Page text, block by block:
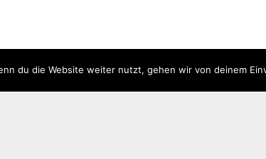
du die Website weiter nutzt, gehen wir von deinem